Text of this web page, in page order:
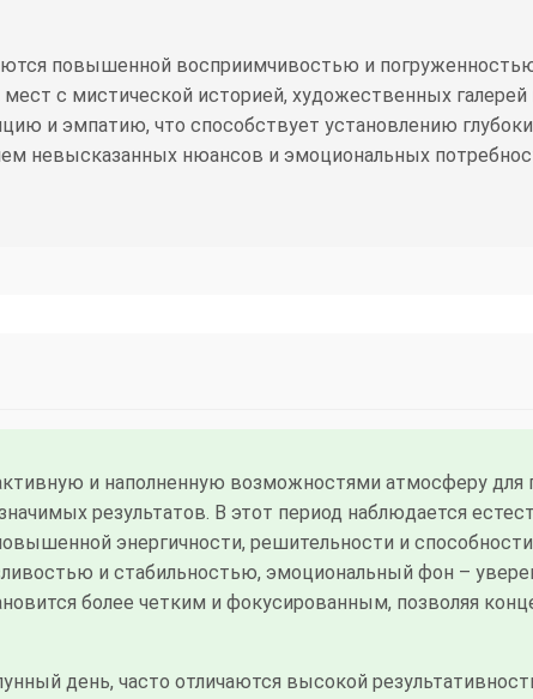
повышенной восприимчивостью и
с мистической историей, художественных
и эмпатию, что способствует установлению
невысказанных нюансов и эмоциональных
и наполненную возможностями атмосферу для
результатов. В этот период наблюдается
энергичности, решительности и
и стабильностью, эмоциональный фон –
более четким и фокусированным, позволяя
день, часто отличаются высокой